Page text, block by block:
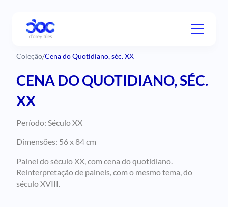
Coleção/Cena do Quotidiano, séc. XX
CENA DO QUOTIDIANO, SÉC.
XX
Período: Século XX
Dimensões: 56 x 84 cm
Painel do século XX, com cena do quotidiano.
Reinterpretação de paineis, com o mesmo tema, do
século XVIII.